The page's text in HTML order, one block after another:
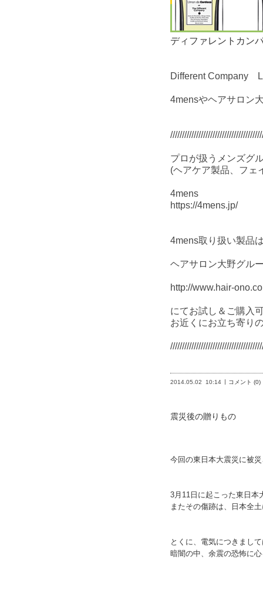
ディファレントカン
Different Company
4mensやヘアサロン
プロが扱うメンズグ
(ヘアケア製品、フェ
4mens
https://4mens.jp/
4mens取り扱い製品
ヘアサロン大野グル
http://www.hair-
にてお試し＆ご購入
お近くにお立ち寄り
2014.05.02 10:14 コメント (0)
震災後の贈りもの
今回の東日本大震災に被
3月11日に起こった東日本
またその傷跡は、日本全
とくに、電気につきまし
暗闇の中、余震の恐怖に